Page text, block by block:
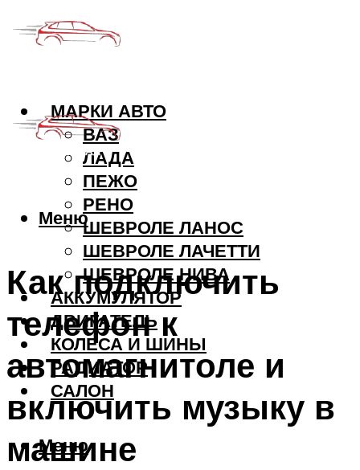
МАРКИ АВТО
ВАЗ
ЛАДА
ПЕЖО
РЕНО
ШЕВРОЛЕ ЛАНОС
ШЕВРОЛЕ ЛАЧЕТТИ
ШЕВРОЛЕ НИВА
АККУМУЛЯТОР
ДВИГАТЕЛЬ
КОЛЕСА И ШИНЫ
РАДИАТОР
САЛОН
Меню
Меню
Как подключить
телефон к
автомагнитоле и
включить музыку в
машине